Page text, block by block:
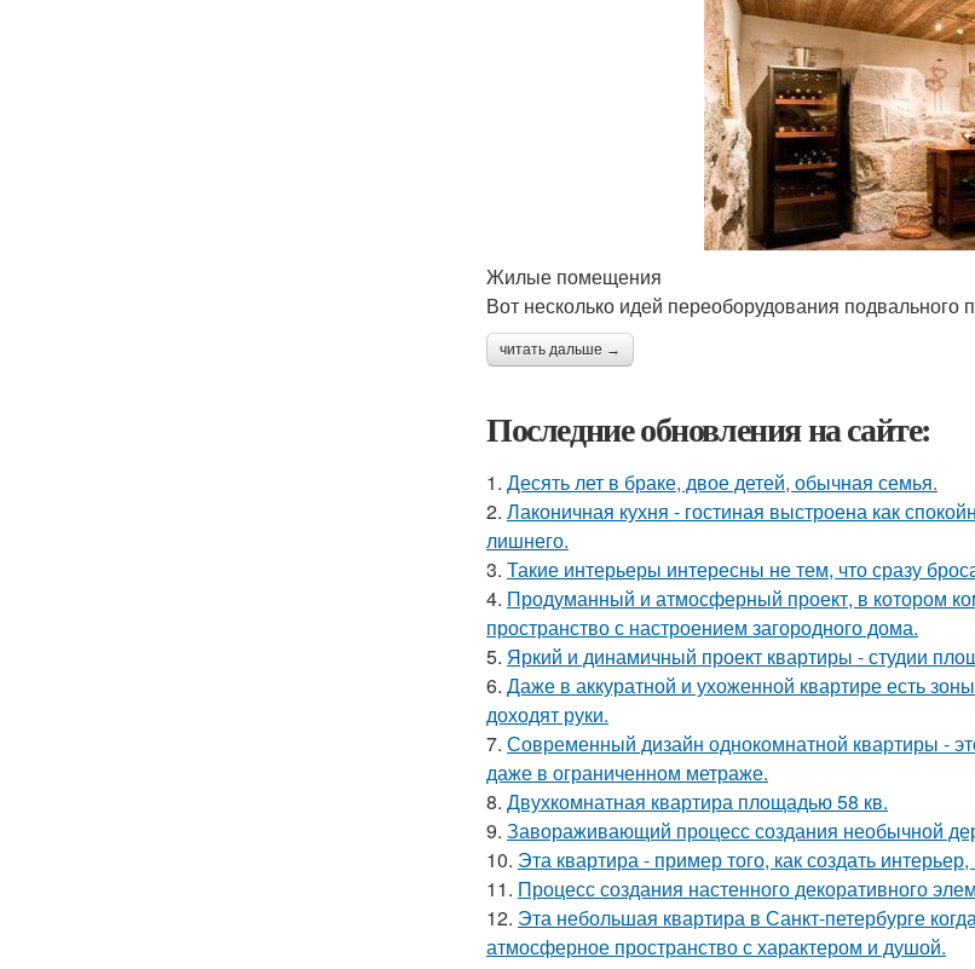
Жилые помещения
Вот несколько идей переоборудования
читать дальше →
Последние обновления на сайте:
1. Десять лет в браке, двое детей, обычная семья.
2. Лаконичная кухня - гостиная выстроена как
лишнего.
3. Такие интерьеры интересны не тем, что сразу
4. Продуманный и атмосферный проект, в котором
пространство с настроением загородного дома.
5. Яркий и динамичный проект квартиры - студии
6. Даже в аккуратной и ухоженной квартире есть
доходят руки.
7. Современный дизайн однокомнатной квартиры -
даже в ограниченном метраже.
8. Двухкомнатная квартира площадью 58 кв.
9. Завораживающий процесс создания необычной
10. Эта квартира - пример того, как создать
11. Процесс создания настенного декоративного
12. Эта небольшая квартира в Санкт-петербурге
атмосферное пространство с характером и душой.